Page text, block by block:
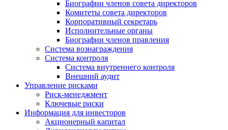
Биографии членов совета директоров
Комитеты совета директоров
Корпоративный секретарь
Исполнительные органы
Биографии членов правления
Система вознаграждения
Система контроля
Система внутреннего контроля
Внешний аудит
Управление рисками
Риск-менеджмент
Ключевые риски
Информация для инвесторов
Акционерный капитал